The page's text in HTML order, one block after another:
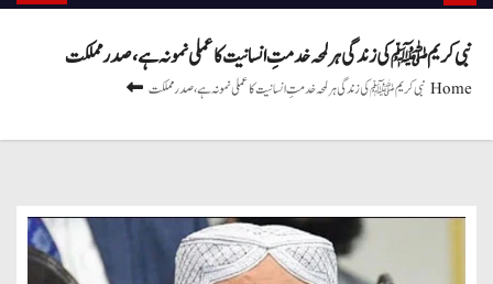
نبی کریمﷺ کی زندگی ہر لمحہ خدمتِ انسانیت کا عملی نمونہ ہے، صدر مملکت
Homeنبی کریمﷺ کی زندگی ہر لمحہ خدمتِ انسانیت کا عملی نمونہ ہے، صدر مملکت